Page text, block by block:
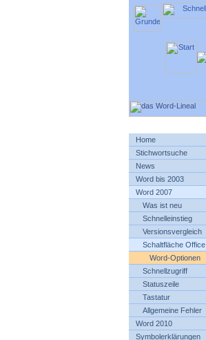
Home
Stichwortsuche
News
Word bis 2003
Word 2007
Was ist neu
Schnelleinstieg
Versionsvergleich
Schaltfläche Office
Word-Optionen
Schnellzugriff
Statuszeile
Tastatur
Allgemeine Fehler
Word 2010
Symbolerklärungen